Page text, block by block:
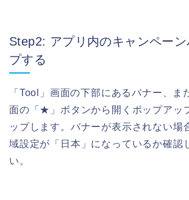
Step2: アプリ内のキャンペーン
プする
「Tool」画面の下部にあるバナー、ま
面の「★」ボタンから開くポップアッ
ップします。バナーが表示されない場
域設定が「日本」になっているか確認
い。